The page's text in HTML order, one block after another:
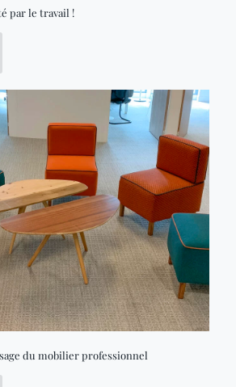
par le travail !
du mobilier professionnel